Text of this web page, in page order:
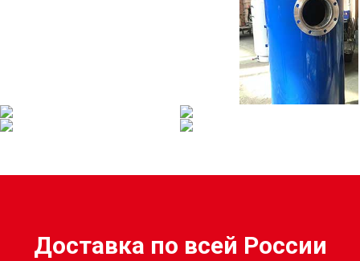
Доставка по всей России